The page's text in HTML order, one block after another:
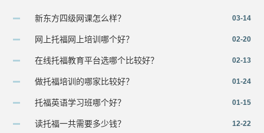
新东方四级网课怎么样？ 03-14
网上托福网上培训哪个好？ 02-20
在线托福教育平台选哪个比较好？ 02-13
做托福培训的哪家比较好？ 01-24
托福英语学习班哪个好？ 01-15
读托福一共需要多少钱？ 12-22